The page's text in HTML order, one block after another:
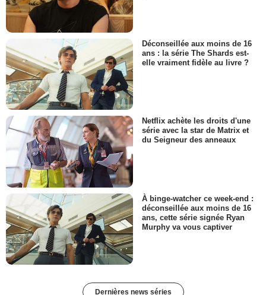
Déconseillée aux moins de 16
ans : la série The Shards est-
elle vraiment fidèle au livre ?
Netflix achète les droits d'une
série avec la star de Matrix et
du Seigneur des anneaux
À binge-watcher ce week-end :
déconseillée aux moins de 16
ans, cette série signée Ryan
Murphy va vous captiver
Dernières news séries